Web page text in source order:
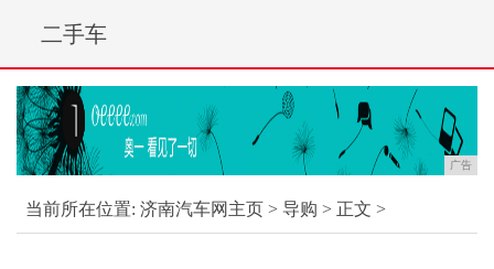
二手车
广告
当前所在位置: 济南汽车网主页 > 导购 > 正文 >